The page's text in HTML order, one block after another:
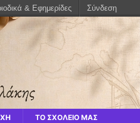
ΤΟ ΣΧΟΛΕΙΟ ΜΑΣ
& Εφημερίδες Σύνδεση